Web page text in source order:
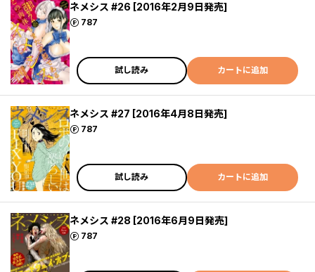
ネメシス #26 [2016年2月9日発売]
787
ポイント
試し読み カートに追加
ネメシス #27 [2016年4月8日発売]
787
ポイント
試し読み カートに追加
ネメシス #28 [2016年6月9日発売]
787
ポイント